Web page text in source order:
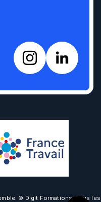
© Digit Formations. Tous les
4